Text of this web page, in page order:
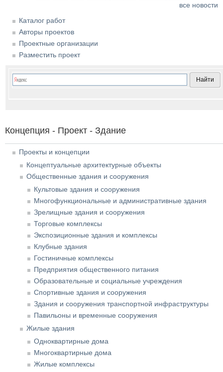
все новости
Каталог работ
Авторы проектов
Проектные организации
Разместить проект
Концепция - Проект - Здание
Проекты и концепции
Концептуальные архитектурные объекты
Общественные здания и сооружения
Культовые здания и сооружения
Многофункциональные и административные здания
Зрелищные здания и сооружения
Торговые комплексы
Экспозиционные здания и комплексы
Клубные здания
Гостиничные комплексы
Предприятия общественного питания
Образовательные и социальные учреждения
Спортивные здания и сооружения
Здания и сооружения транспортной инфраструктуры
Павильоны и временные сооружения
Жилые здания
Одноквартирные дома
Многоквартирные дома
Жилые комплексы